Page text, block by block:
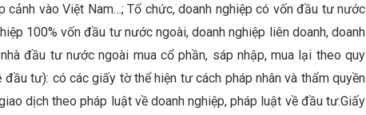
cảnh vào Việt Nam…; Tổ chức, doanh nghiệp có vốn đầu tư nước
100% vốn đầu tư nước ngoài, doanh nghiệp liên doanh, doanh
đầu tư nước ngoài mua cổ phần, sáp nhập, mua lại theo quy
tư): có các giấy tờ thể hiện tư cách pháp nhân và thẩm quyền
dịch theo pháp luật về doanh nghiệp, pháp luật về đầu tư:Giấy